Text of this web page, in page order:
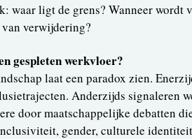
waar ligt de grens? Wanneer wordt
verwijdering?
gespleten werkvloer?
laat een paradox zien.
Anderzijds signaleren
door maatschappelijke debatten
gender, culturele